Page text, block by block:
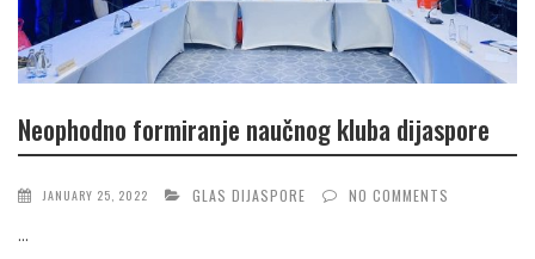
Neophodno formiranje naučnog kluba dijaspore
JANUARY 25, 2022 GLAS DIJASPORE NO COMMENTS
...